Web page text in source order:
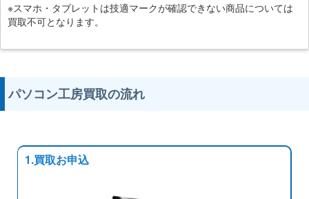
※スマホ・タブレットは技適マークが確認できない商品については
買取不可となります。
パソコン工房買取の流れ
1.買取お申込